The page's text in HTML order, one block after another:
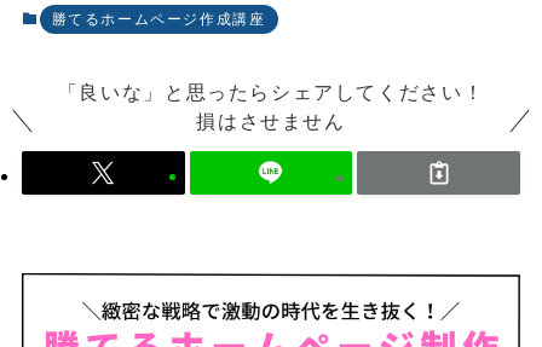
勝てるホームページ作成講座
「良いな」と思ったらシェアしてください！
損はさせません